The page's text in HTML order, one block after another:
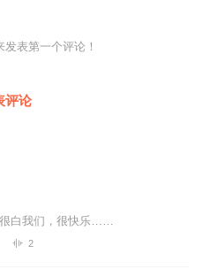
表第一个评论！
评论
白我们，很快乐……
2